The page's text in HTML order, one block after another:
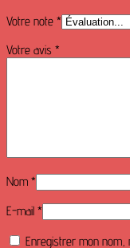
Votre note *
Votre avis *
Nom *
E-mail *
Enregistrer mon